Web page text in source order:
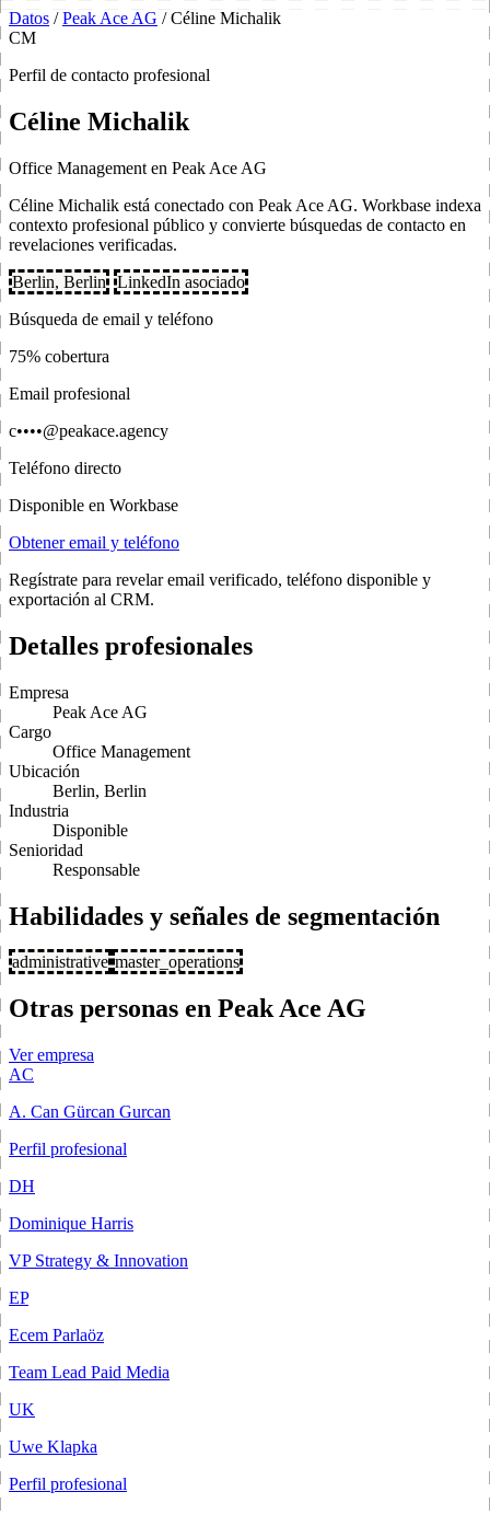
Datos / Peak Ace AG / Céline Michalik
CM
Perfil de contacto profesional
Céline Michalik
Office Management en Peak Ace AG
Céline Michalik está conectado con Peak Ace AG. Workbase indexa
contexto profesional público y convierte búsquedas de contacto en
revelaciones verificadas.
Berlin, Berlin
LinkedIn asociado
Búsqueda de email y teléfono
75% cobertura
Email profesional
c••••@peakace.agency
Teléfono directo
Disponible en Workbase
Obtener email y teléfono
Regístrate para revelar email verificado, teléfono disponible y
exportación al CRM.
Detalles profesionales
Empresa
Peak Ace AG
Cargo
Office Management
Ubicación
Berlin, Berlin
Industria
Disponible
Senioridad
Responsable
Habilidades y señales de segmentación
administrative master_operations
Otras personas en Peak Ace AG
Ver empresa
AC
A. Can Gürcan Gurcan
Perfil profesional
DH
Dominique Harris
VP Strategy & Innovation
EP
Ecem Parlaöz
Team Lead Paid Media
UK
Uwe Klapka
Perfil profesional